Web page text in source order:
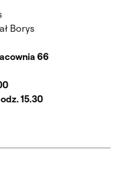
Borys
66
15.30